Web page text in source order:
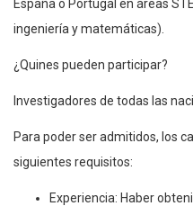
España o Portugal en áreas
ingeniería y matemáticas).
¿Quines pueden participar?
Investigadores de todas las
Para poder ser admitidos, los
siguientes requisitos:
Experiencia: Haber